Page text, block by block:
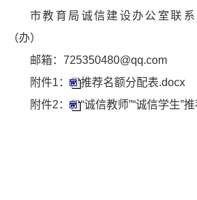
市教育局诚信建设办公室联
（办）
邮箱：725350480@qq.com
附件1：
推荐名额分配表.docx
附件2：
“诚信教师”“诚信学生”